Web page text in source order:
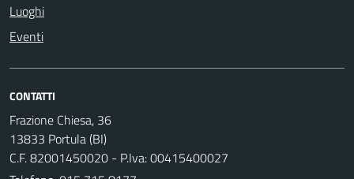
Luoghi
Eventi
CONTATTI
Frazione Chiesa, 36
13833 Portula (BI)
C.F. 82001450020 - P.Iva: 00415400027